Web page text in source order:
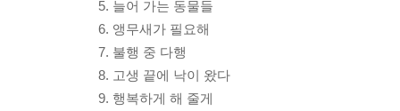
5. 늘어 가는 동물들
6. 앵무새가 필요해
7. 불행 중 다행
8. 고생 끝에 낙이 왔다
9. 행복하게 해 줄게